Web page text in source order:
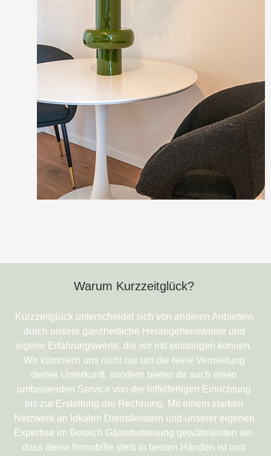
Warum Kurzzeitglück?
Kurzzeitglück unterscheidet sich von anderen Anbietern
durch unsere ganzheitliche Herangehensweise und
eigene Erfahrungswerte, die wir mit einbringen können.
Wir kümmern uns nicht nur um die reine Vermietung
deiner Unterkunft, sondern bieten dir auch einen
umfassenden Service von der löffelfertigen Einrichtung
bis zur Erstellung der Rechnung. Mit einem starken
Netzwerk an lokalen Dienstleistern und unserer eigenen
Expertise im Bereich Gästebetreuung gewährleisten wir,
dass deine Immobilie stets in besten Händen ist und